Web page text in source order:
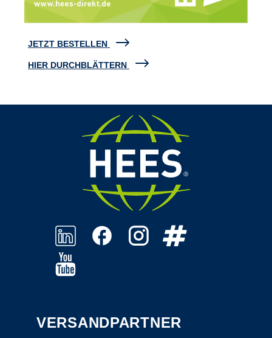
JETZT BESTELLEN
HIER DURCHBLÄTTERN
VERSANDPARTNER